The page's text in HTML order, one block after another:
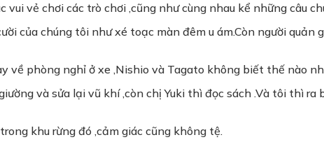
vẻ chơi các trò chơi ,cũng như cùng nhau kể những câu
của chúng tôi như xé toạc màn đêm u ám.Còn người
về phòng nghỉ ở xe ,Nishio và Tagato không biết thế nào
và sửa lại vũ khí ,còn chị Yuki thì đọc sách .Và tôi thì
khu rừng đó ,cảm giác cũng không tệ.